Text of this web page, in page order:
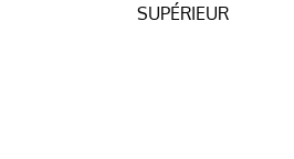
SUPÉRIEUR